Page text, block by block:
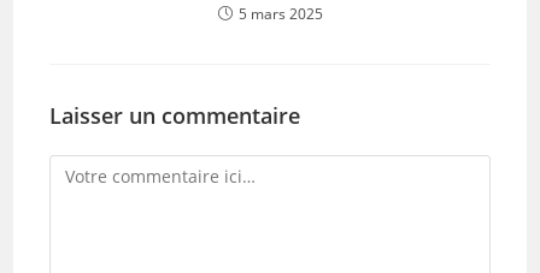
5 mars 2025
Laisser un commentaire
Comment